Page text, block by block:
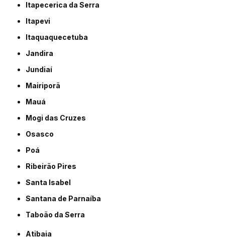
Itapecerica da Serra
Itapevi
Itaquaquecetuba
Jandira
Jundiaí
Mairiporã
Mauá
Mogi das Cruzes
Osasco
Poá
Ribeirão Pires
Santa Isabel
Santana de Parnaíba
Taboão da Serra
Atibaia